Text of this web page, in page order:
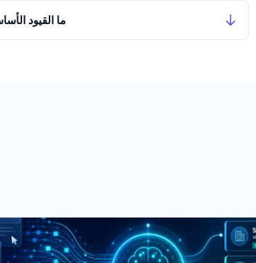
ما القيود